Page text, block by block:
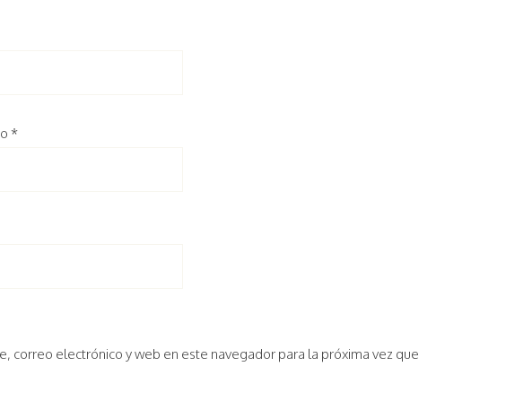
*
correo electrónico y web en este navegador para la próxima vez que